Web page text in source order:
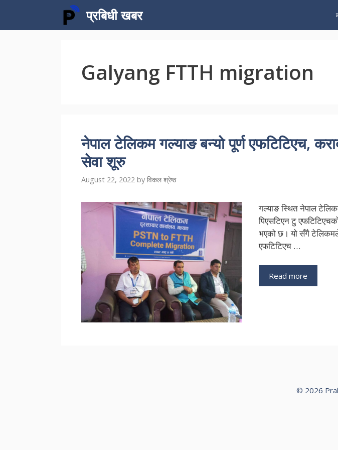
content
प्रबिधी खबर
Galyang FTTH migration
नेपाल टेलिकम गल्याङ बन्यो पूर्ण एफटिटिएच,
सेवा शूरु
August 22, 2022 by विकल श्रेष्ठ
गल्याङ स्थित नेपाल
पिएसटिएन टु
भएको छ। यो सँगै
एफटिटिएच …
Read more
© 2026